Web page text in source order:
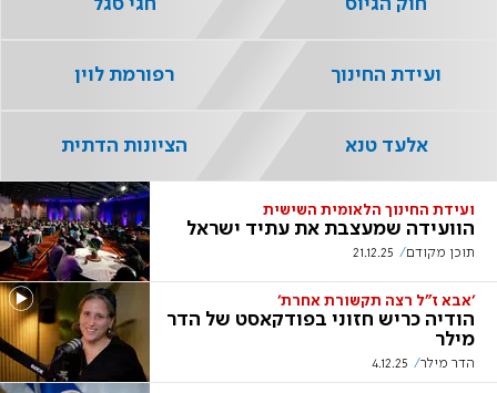
ועידת החינוך הלאומית השישית
הוועידה שמעצבת את עתיד ישראל
תוכן מקודם 21.12.25
'אבא ז"ל רצה תקשורת אחרת'
הודיה כריש חזוני בפודקאסט של הדר
מילר
הדר מילר 4.12.25
חוק הגיוס חגי סגל
ועידת החינוך רפורמת לוין
אלעד טנא הציונות הדתית